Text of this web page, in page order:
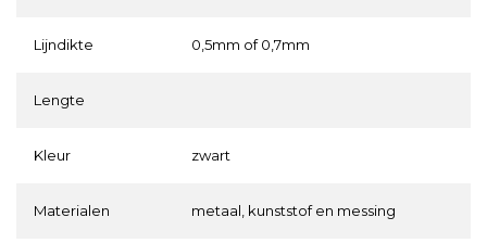
Lijndikte 0,5mm of 0,7mm
Lengte
Kleur zwart
Materialen metaal, kunststof en messing